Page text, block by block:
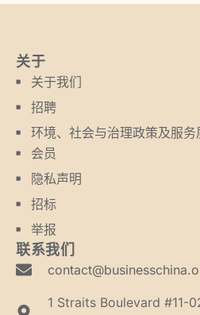
关于
关于我们
招聘
环境、社会与治理政策及服务
会员
隐私声明
招标
举报
联系我们
1 Straits Boulevard #11-